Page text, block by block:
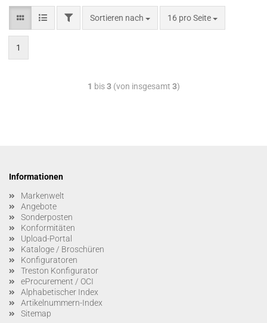
Sortieren nach 16 pro Seite
1
1 bis3(von insgesamt 3)
Informationen
Markenwelt
Angebote
Sonderposten
Konformitäten
Upload-Portal
Kataloge / Broschüren
Konfiguratoren
Treston Konfigurator
eProcurement / OCI
Alphabetischer Index
Artikelnummern-Index
Sitemap